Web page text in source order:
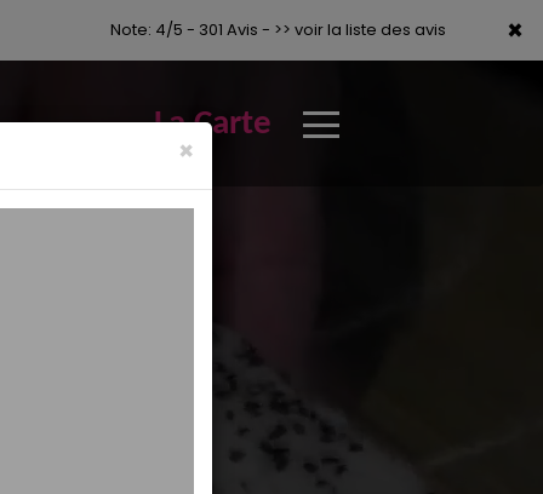
×
Note: 4/5 - 301 Avis - >> voir la liste des avis
La Carte
×
×